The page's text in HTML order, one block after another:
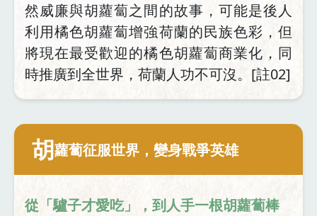
然威廉與胡蘿蔔之間的故事，可能是後人
利用橘色胡蘿蔔增強荷蘭的民族色彩，但
將現在最受歡迎的橘色胡蘿蔔商業化，同
時推廣到全世界，荷蘭人功不可沒。[註02]
胡蘿蔔征服世界，變身戰爭英雄
從「驢子才愛吃」，到人手一根胡蘿蔔棒